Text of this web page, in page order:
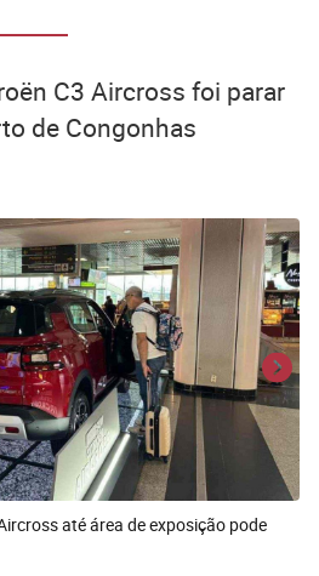
C3 Aircross foi parar
de Congonhas
até área de exposição pode